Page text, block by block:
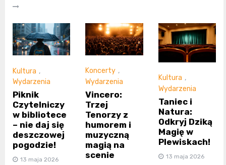
Kultura ,
Wydarzenia
Piknik
Czytelniczy
w bibliotece
– nie daj się
deszczowej
pogodzie!
13 maja 2026
Koncerty ,
Wydarzenia
Vincero:
Trzej
Tenorzy z
humorem i
muzyczną
magią na
scenie
Kultura ,
Wydarzenia
Taniec i
Natura:
Odkryj Dziką
Magię w
Plewiskach!
13 maja 2026